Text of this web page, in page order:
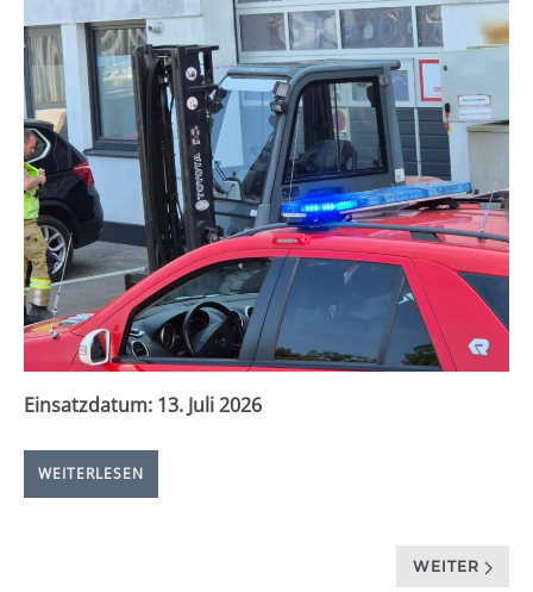
Einsatzdatum: 13. Juli 2026
WEITERLESEN
WEITER